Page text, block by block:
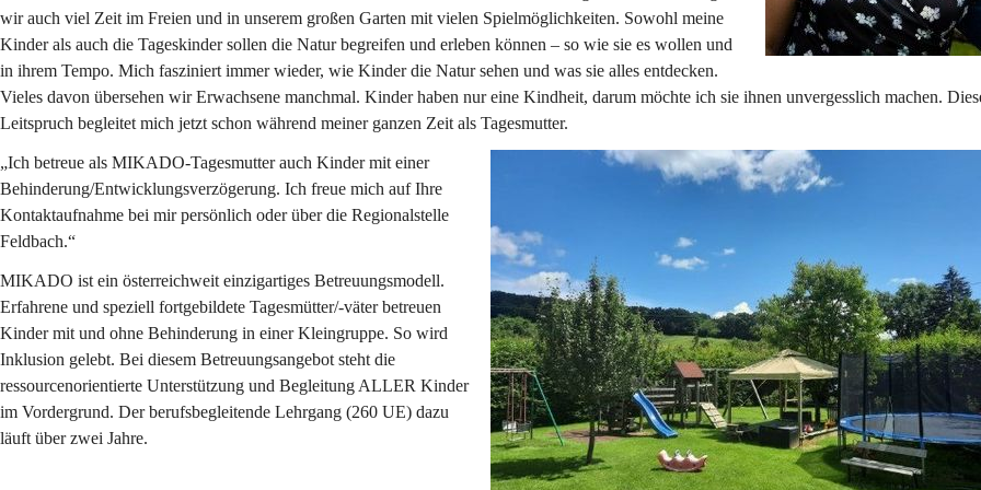
wir auch viel Zeit im Freien und in unserem großen Garten mit vielen Spielmöglichkeiten. Sowohl meine
Kinder als auch die Tageskinder sollen die Natur begreifen und erleben können – so wie sie es wollen und
in ihrem Tempo. Mich fasziniert immer wieder, wie Kinder die Natur sehen und was sie alles entdecken.
Vieles davon übersehen wir Erwachsene manchmal. Kinder haben nur eine Kindheit, darum möchte ich sie ihnen unvergesslich machen.
Leitspruch begleitet mich jetzt schon während meiner ganzen Zeit als Tagesmutter.
„Ich betreue als MIKADO-Tagesmutter auch Kinder mit einer
Behinderung/Entwicklungsverzögerung. Ich freue mich auf Ihre
Kontaktaufnahme bei mir persönlich oder über die Regionalstelle
Feldbach.“
MIKADO ist ein österreichweit einzigartiges Betreuungsmodell.
Erfahrene und speziell fortgebildete Tagesmütter/-väter betreuen
Kinder mit und ohne Behinderung in einer Kleingruppe. So wird
Inklusion gelebt. Bei diesem Betreuungsangebot steht die
ressourcenorientierte Unterstützung und Begleitung ALLER Kinder
im Vordergrund. Der berufsbegleitende Lehrgang (260 UE) dazu
läuft über zwei Jahre.